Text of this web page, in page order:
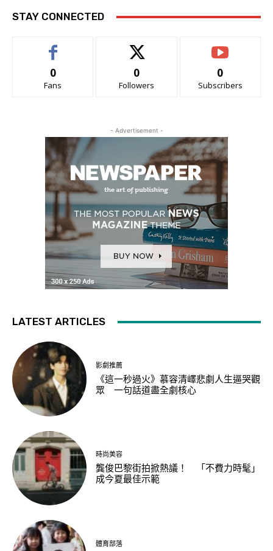
STAY CONNECTED
0
Fans
0
Followers
0
Subscribers
- Advertisement -
LATEST ARTICLES
影劇推薦
《這一秒過火》慕容清嶧悲劇人生逼哭觀
眾 一句話道盡全劇核心
時尚美容
龔俊巴黎街拍掀熱議！ 「不費力時髦」
成今夏最佳示範
體育部落